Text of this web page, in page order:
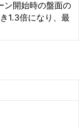
ン開始時の盤面の
1.3倍になり、最